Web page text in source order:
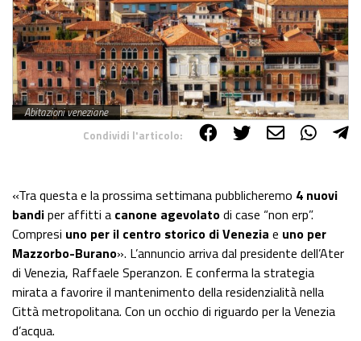
Abitazioni veneziane
Condividi l'articolo:
«Tra questa e la prossima settimana pubblicheremo 4 nuovi
bandiper affitti a canone agevolatodi case “non erp”.
Compresi uno per il centro storico di Venezia e uno per
Mazzorbo-Burano». L’annuncio arriva dal presidente dell’Ater
di Venezia, Raffaele Speranzon. E conferma la strategia
mirata a favorire il mantenimento della residenzialità nella
Città metropolitana. Con un occhio di riguardo per la Venezia
d’acqua.